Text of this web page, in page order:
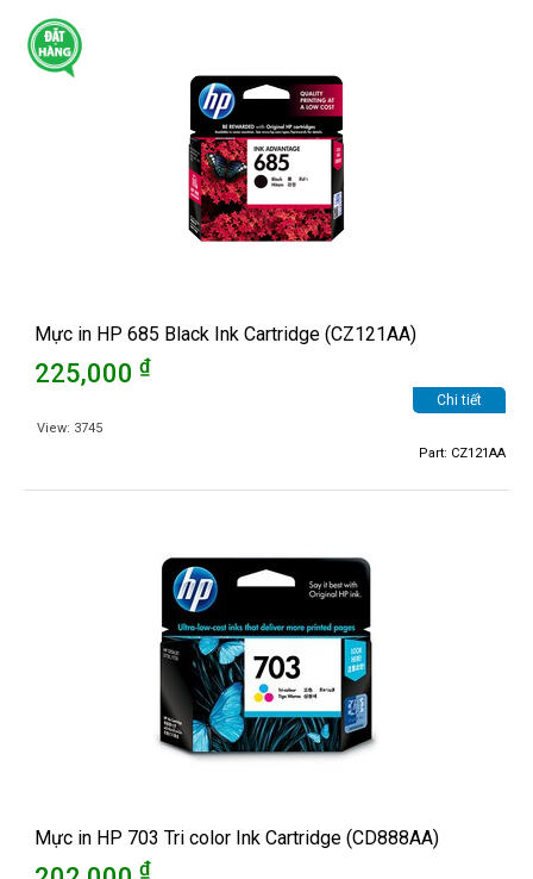
Mực in HP 685 Black Ink Cartridge (CZ121AA)
225,000 ₫
Chi tiết
View: 3745
Part: CZ121AA
Mực in HP 703 Tri color Ink Cartridge (CD888AA)
₫